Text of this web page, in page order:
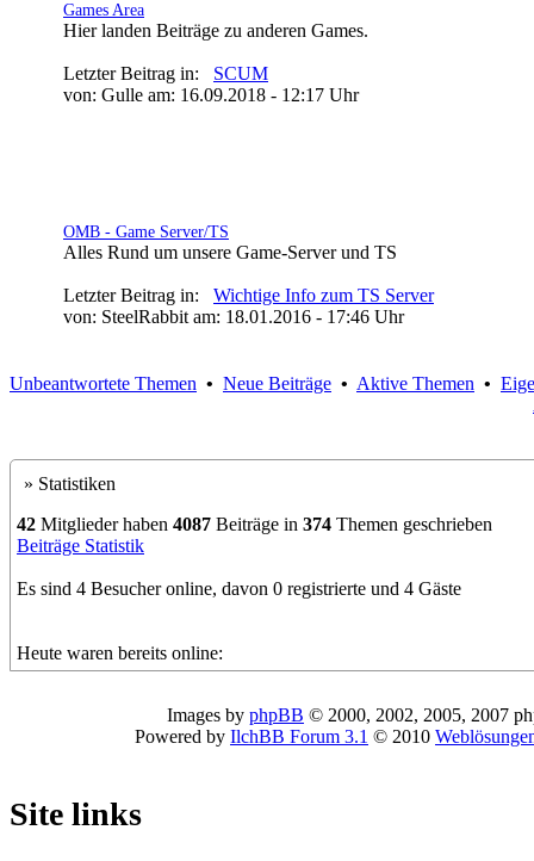
Games Area
Hier landen Beiträge zu anderen Games.
Letzter Beitrag in: SCUM
von: Gulle am: 16.09.2018 - 12:17 Uhr
OMB - Game Server/TS
Alles Rund um unsere Game-Server und TS
Letzter Beitrag in: Wichtige Info zum TS Server
von: SteelRabbit am: 18.01.2016 - 17:46 Uhr
Unbeantwortete Themen • Neue Beiträge • Aktive Themen •
» Statistiken
42 Mitglieder haben 4087 Beiträge in 374 Themen geschrieben
Beiträge Statistik
Es sind 4 Besucher online, davon 0 registrierte und 4 Gäste
Heute waren bereits online:
Images by phpBB © 2000, 2002, 2005, 2007
Powered by IlchBB Forum 3.1 © 2010
Site links